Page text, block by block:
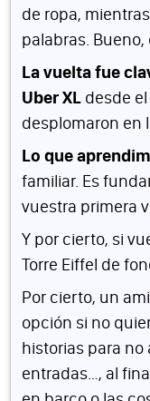
de ropa,
palabras.
La vuelta fue
Uber XL desde
desplomaron en
Lo que
familiar. Es
vuestra primera
Y por cierto, si
Torre Eiffel de
Por cierto, un
opción si no
historias para no
entradas…, al